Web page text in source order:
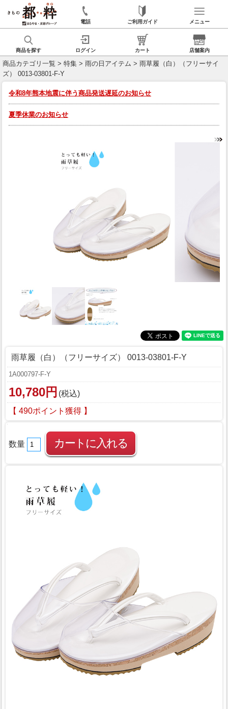
電話 ご利用ガイド メニュー
商品を探す ログイン カート 店舗案内
商品カテゴリ一覧 > 特集 > 雨の日アイテム > 雨草履（白）（フリーサイ
ズ） 0013-03801-F-Y
令和8年熊本地震に伴う商品発送遅延のお知らせ
夏季休業のお知らせ
雨草履（白）（フリーサイズ） 0013-03801-F-Y
1A000797-F-Y
10,780円 (税込)
【 490ポイント獲得 】
数量